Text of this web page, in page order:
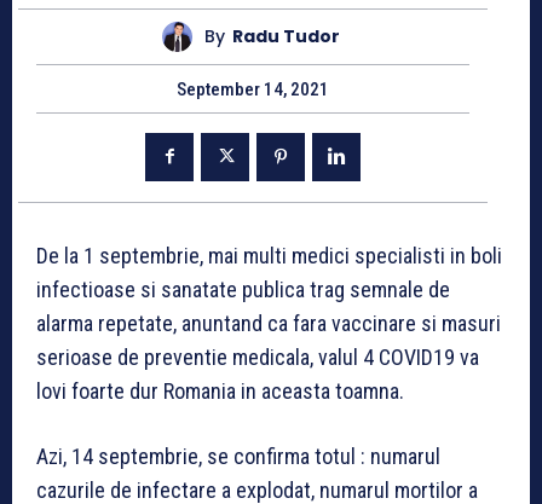
By Radu Tudor
September 14, 2021
De la 1 septembrie, mai multi medici specialisti in boli
infectioase si sanatate publica trag semnale de
alarma repetate, anuntand ca fara vaccinare si masuri
serioase de preventie medicala, valul 4 COVID19 va
lovi foarte dur Romania in aceasta toamna.
Azi, 14 septembrie, se confirma totul : numarul
cazurile de infectare a explodat, numarul mortilor a